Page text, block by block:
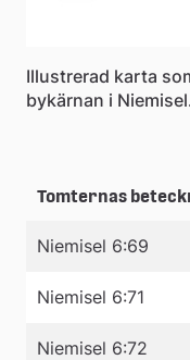
Illustrerad karta
bykärnan i
Tomternas
Niemisel 6:69
Niemisel 6:71
Niemisel 6:72